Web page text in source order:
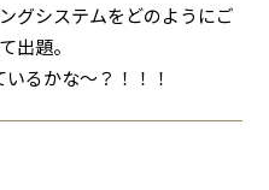
グシステムをどのようにご
ズとして出題。
かな～？！！！